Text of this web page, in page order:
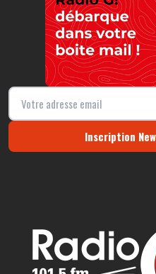
Inscription